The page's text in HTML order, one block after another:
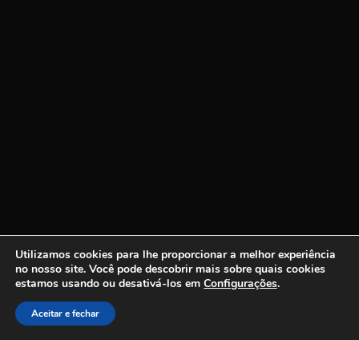
Utilizamos cookies para lhe proporcionar a melhor experiência
no nosso site. Você pode descobrir mais sobre quais cookies
estamos usando ou desativá-los em Configurações.
Aceitar e fechar